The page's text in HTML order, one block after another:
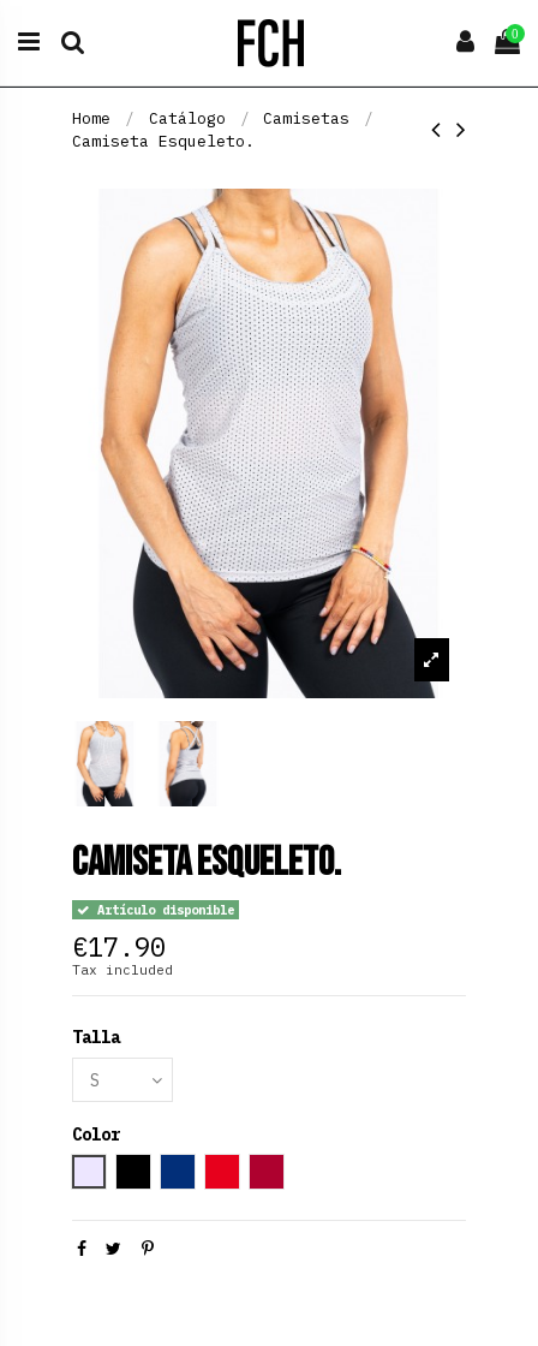
0
Home Catálogo
Camisetas
Camiseta Esqueleto.
Camiseta Esqueleto.
Artículo disponible
€17.90
Tax included
Talla
Color